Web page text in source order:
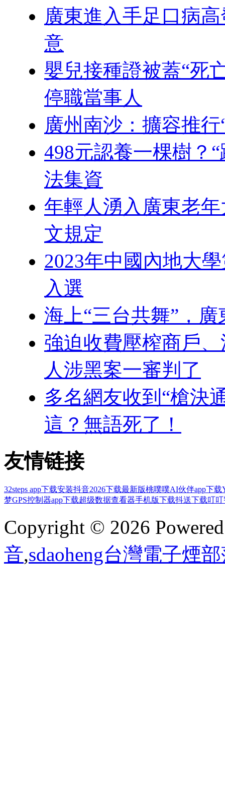
廣東進入手足口病
意
嬰兒接種證被蓋“死
停職當事人
廣州南沙：擴容推
498元認養一棵樹？
法集資
年輕人湧入廣東老
文規定
2023年中國內地大
入選
海上“三台共舞”，
強迫收費壓榨商戶
人涉黑案一審判了
多名網友收到“槍決
這？無語死了！
友情链接
32steps app下载安装抖音2026下载最新版桃噗噗AI伙伴app下载
梦GPS控制器app下载超级数据查看器手机版下载抖送下载叮
Copyright © 2026
音,sdaoheng台灣電子煙